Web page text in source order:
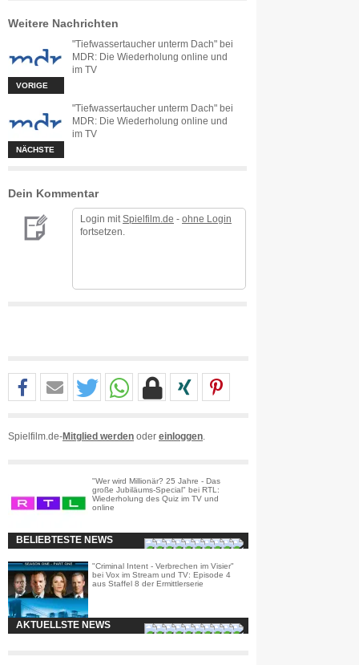
Weitere Nachrichten
VORIGE
"Tiefwassertaucher unterm Dach" bei
MDR: Die Wiederholung online und
im TV
NÄCHSTE
"Tiefwassertaucher unterm Dach" bei
MDR: Die Wiederholung online und
im TV
Dein Kommentar
Login mit Spielfilm.de - ohne Login
fortsetzen.
Spielfilm.de-Mitglied werden oder einloggen
"Wer wird Millionär? 25 Jahre - Das
große Jubiläums-Special" bei RTL:
Wiederholung des Quiz im TV und
online
BELIEBTESTE NEWS
"Criminal Intent - Verbrechen im Visier"
bei Vox im Stream und TV: Episode 4
aus Staffel 8 der Ermittlerserie
AKTUELLSTE NEWS